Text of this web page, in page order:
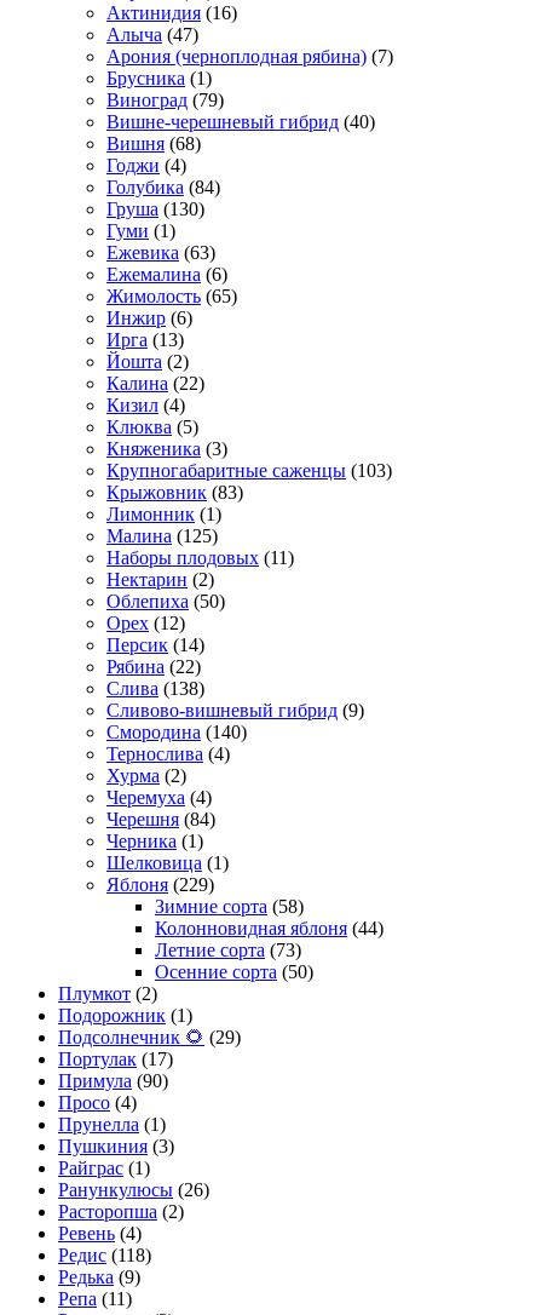
Актинидия (16)
Алыча (47)
Арония (черноплодная рябина) (7)
Брусника (1)
Виноград (79)
Вишне-черешневый гибрид (40)
Вишня (68)
Годжи (4)
Голубика (84)
Груша (130)
Гуми (1)
Ежевика (63)
Ежемалина (6)
Жимолость (65)
Инжир (6)
Ирга (13)
Йошта (2)
Калина (22)
Кизил (4)
Клюква (5)
Княженика (3)
Крупногабаритные саженцы (103)
Крыжовник (83)
Лимонник (1)
Малина (125)
Наборы плодовых (11)
Нектарин (2)
Облепиха (50)
Орех (12)
Персик (14)
Рябина (22)
Слива (138)
Сливово-вишневый гибрид (9)
Смородина (140)
Тернослива (4)
Хурма (2)
Черемуха (4)
Черешня (84)
Черника (1)
Шелковица (1)
Яблоня (229)
Зимние сорта (58)
Колонновидная яблоня (44)
Летние сорта (73)
Осенние сорта (50)
Плумкот (2)
Подорожник (1)
Подсолнечник 🌻 (29)
Портулак (17)
Примула (90)
Просо (4)
Прунелла (1)
Пушкиния (3)
Райграс (1)
Ранункулюсы (26)
Расторопша (2)
Ревень (4)
Редис (118)
Редька (9)
Репа (11)